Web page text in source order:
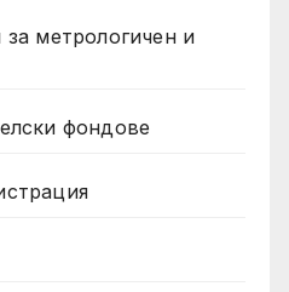
метрологичен и
фондове